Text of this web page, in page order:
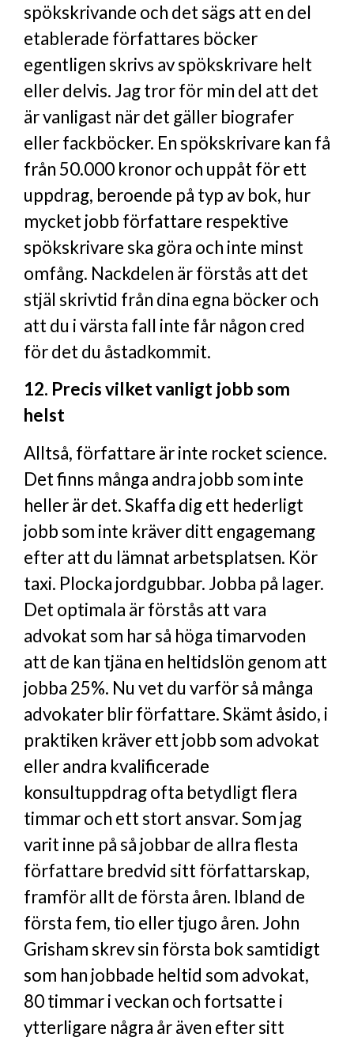
spökskrivande och det sägs att en del
etablerade författares böcker
egentligen skrivs av spökskrivare helt
eller delvis. Jag tror för min del att det
är vanligast när det gäller biografer
eller fackböcker. En spökskrivare kan få
från 50.000 kronor och uppåt för ett
uppdrag, beroende på typ av bok, hur
mycket jobb författare respektive
spökskrivare ska göra och inte minst
omfång. Nackdelen är förstås att det
stjäl skrivtid från dina egna böcker och
att du i värsta fall inte får någon cred
för det du åstadkommit.
12. Precis vilket vanligt jobb som
helst
Alltså, författare är inte rocket science.
Det finns många andra jobb som inte
heller är det. Skaffa dig ett hederligt
jobb som inte kräver ditt engagemang
efter att du lämnat arbetsplatsen. Kör
taxi. Plocka jordgubbar. Jobba på lager.
Det optimala är förstås att vara
advokat som har så höga timarvoden
att de kan tjäna en heltidslön genom att
jobba 25%. Nu vet du varför så många
advokater blir författare. Skämt åsido, i
praktiken kräver ett jobb som advokat
eller andra kvalificerade
konsultuppdrag ofta betydligt flera
timmar och ett stort ansvar. Som jag
varit inne på så jobbar de allra flesta
författare bredvid sitt författarskap,
framför allt de första åren. Ibland de
första fem, tio eller tjugo åren. John
Grisham skrev sin första bok samtidigt
som han jobbade heltid som advokat,
80 timmar i veckan och fortsatte i
ytterligare några år även efter sitt